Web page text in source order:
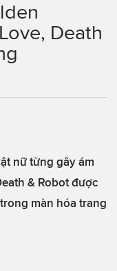
Death
nữ từng gây ám
& Robot được
màn hóa trang